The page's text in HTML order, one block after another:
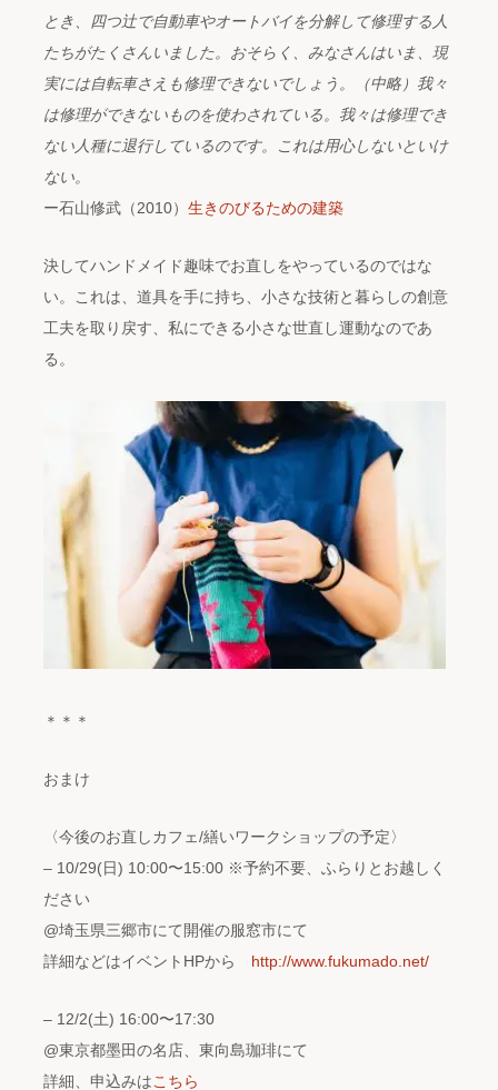
とき、四つ辻で自動車やオートバイを分解して修理する人
たちがたくさんいました。おそらく、みなさんはいま、現
実には自転車さえも修理できないでしょう。（中略）我々
は修理ができないものを使わされている。我々は修理でき
ない人種に退行しているのです。これは用心しないといけ
ない。
ー石山修武（2010）生きのびるための建築
決してハンドメイド趣味でお直しをやっているのではな
い。これは、道具を手に持ち、小さな技術と暮らしの創意
工夫を取り戻す、私にできる小さな世直し運動なのであ
る。
＊＊＊
おまけ
〈今後のお直しカフェ/繕いワークショップの予定〉
– 10/29(日) 10:00〜15:00 ※予約不要、ふらりとお越しく
ださい
@埼玉県三郷市にて開催の服窓市にて
詳細などはイベントHPから http://www.fukumado.net/
– 12/2(土) 16:00〜17:30
@東京都墨田の名店、東向島珈琲にて
詳細、申込みはこちら